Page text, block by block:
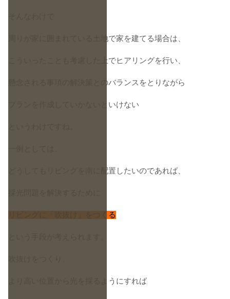
周りが家に囲まれている土地で家を建てる場合は、
こういったことも考慮した上でヒアリングを行い、
懸念される事項の解決策とのバランスをとりながら
プランを作成していかないといけない
どうしてもリビングを南に配置したいのであれば、
リビングに「吹抜け」をつくる
より高い位置から光を採るようにすれば